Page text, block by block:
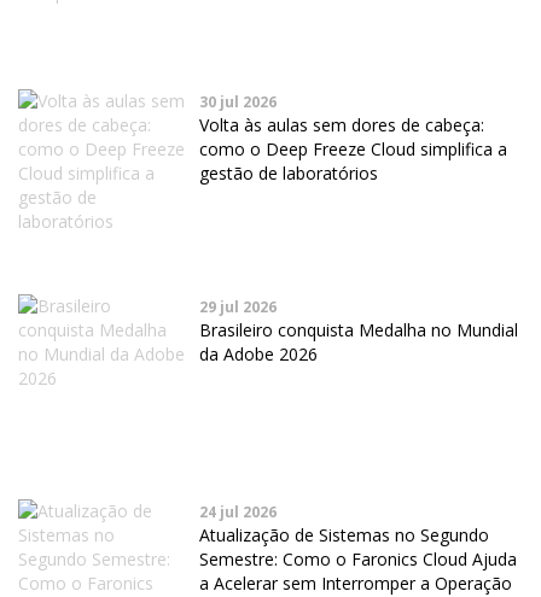
30 jul 2026
Volta às aulas sem dores de cabeça:
como o Deep Freeze Cloud simplifica a
gestão de laboratórios
29 jul 2026
Brasileiro conquista Medalha no Mundial
da Adobe 2026
24 jul 2026
Atualização de Sistemas no Segundo
Semestre: Como o Faronics Cloud Ajuda
a Acelerar sem Interromper a Operação